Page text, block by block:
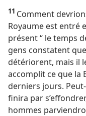
11 Comment
Royaume est entré
présent “ le temps
gens constatent
détériorent, mais il
accomplit ce que la
derniers jours.
finira par
hommes